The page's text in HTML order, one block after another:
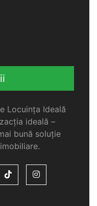
Locuința Ideală
ideală –
bună soluție